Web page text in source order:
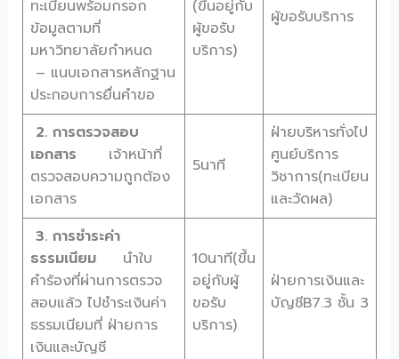
ทะเบียนพร้อมกรอก
ข้อมูลตามที่
มหาวิทยาลัยกำหนด
– แนบเอกสารหลักฐาน
ประกอบการยื่นคำขอ
(ขึ้นอยู่กับ
ผู้ขอรับ
บริการ)
ผู้ขอรับบริการ
2. การตรวจสอบ
เอกสาร เจ้าหน้าที่
ตรวจสอบความถูกต้อง
เอกสาร
5นาที
ฝ่ายบริหารทั่งไป
ศูนย์บริการ
วิชาการ(ทะเบียน
และวัดผล)
3. การชำระค่า
ธรรมเนียมนำใบ
คำร้องที่ผ่านการตรวจ
สอบแล้ว ไปชำระเงินค่า
ธรรมเนียมที่ ฝ่ายการ
เงินและบัญชี
10นาที(ขึ้น
อยู่กับผู้
ขอรับ
บริการ)
ฝ่ายการเงินและ
บัญชีB7.3 ชั้น 3